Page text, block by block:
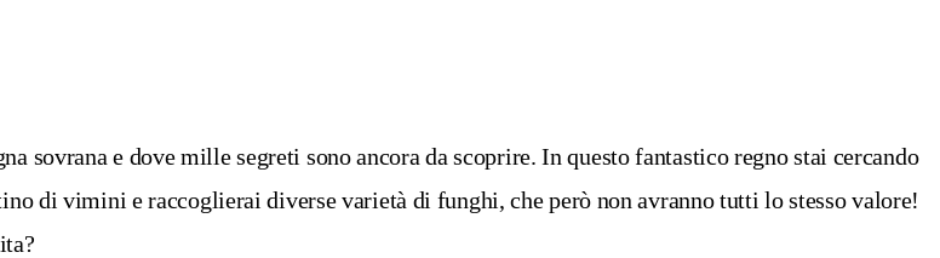
sovrana e dove mille segreti sono ancora da scoprire. In questo fantastico regno stai cercando
di vimini e raccoglierai diverse varietà di funghi, che però non avranno tutti lo stesso valore!